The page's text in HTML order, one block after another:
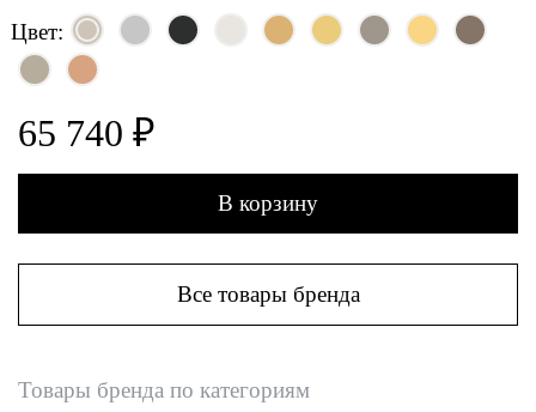
Цвет:
65 740 ₽
В корзину
Все товары бренда
Товары бренда по категориям